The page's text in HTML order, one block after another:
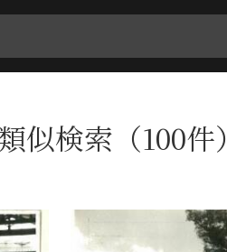
似検索（100件）